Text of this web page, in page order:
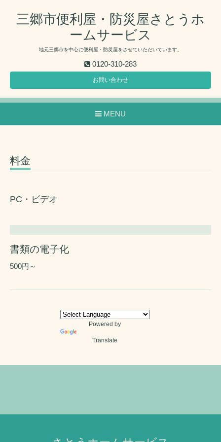
三郷市便利屋・防災屋さとうホ
ームサービス
地元三郷市を中心に便利屋・防災屋をさせていただいています。
0120-310-283
お問い合わせ
MENU
料金
PC・ビデオ
書類の電子化
500円～
Powered by
Translate